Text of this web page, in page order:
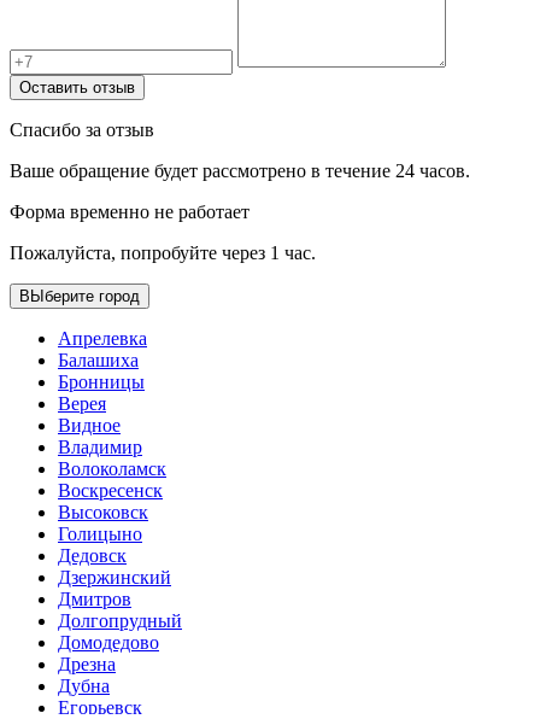
Оставить отзыв
Спасибо за отзыв
Ваше обращение будет рассмотрено в течение 24 часов.
Форма временно не работает
Пожалуйста, попробуйте через 1 час.
ВЫберите город
Апрелевка
Балашиха
Бронницы
Верея
Видное
Владимир
Волоколамск
Воскресенск
Высоковск
Голицыно
Дедовск
Дзержинский
Дмитров
Долгопрудный
Домодедово
Дрезна
Дубна
Егорьевск